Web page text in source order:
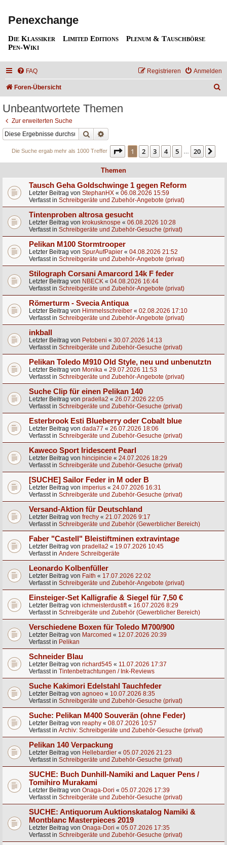
Penexchange
Die Klassiker Limited Editions
Plenum & Tauschbörse
Pen-Wiki
FAQ Anmelden
Registrieren
Foren-Übersicht
Unbeantwortete Themen
Zur erweiterten Suche
Suche
Die Suche ergab mehr als 1000 Treffer Seite 1von 20
1 2 3 4 5 … 20
Themen
Tausch Geha Goldschwinge 1 gegen Reform
Letzter Beitrag von StephanHX « 06.08.2026 15:59
Verfasst in Schreibgeräte und Zubehör-Angebote (privat)
Tintenproben altrosa gesucht
Letzter Beitrag von krokusknospe « 06.08.2026 10:28
Verfasst in Schreibgeräte und Zubehör-Gesuche (privat)
Pelikan M100 Stormtrooper
Letzter Beitrag von SpurAufPapier « 04.08.2026 21:52
Verfasst in Schreibgeräte und Zubehör-Angebote (privat)
Stilograph Corsani Amarcord 14k F feder
Letzter Beitrag von NBECK « 04.08.2026 16:44
Verfasst in Schreibgeräte und Zubehör-Angebote (privat)
Römerturm - Svecia Antiqua
Letzter Beitrag von Himmelsschreiber « 02.08.2026 17:10
Verfasst in Schreibgeräte und Zubehör-Angebote (privat)
inkball
Letzter Beitrag von Petobeni « 30.07.2026 14:13
Verfasst in Schreibgeräte und Zubehör-Gesuche (privat)
Pelikan Toledo M910 Old Style, neu und unbenutztn
Letzter Beitrag von Monika « 29.07.2026 11:53
Verfasst in Schreibgeräte und Zubehör-Angebote (privat)
Suche Clip für einen Pelikan 140
Letzter Beitrag von pradella2 « 26.07.2026 22:05
Verfasst in Schreibgeräte und Zubehör-Gesuche (privat)
Esterbrook Esti Blueberry oder Cobalt blue
Letzter Beitrag von dada77 « 26.07.2026 18:06
Verfasst in Schreibgeräte und Zubehör-Gesuche (privat)
Kaweco Sport Iridescent Pearl
Letzter Beitrag von hincipincie « 24.07.2026 18:29
Verfasst in Schreibgeräte und Zubehör-Gesuche (privat)
[SUCHE] Sailor Feder in M oder B
Letzter Beitrag von imperius « 24.07.2026 16:31
Verfasst in Schreibgeräte und Zubehör-Gesuche (privat)
Versand-Aktion für Deutschland
Letzter Beitrag von frechy « 21.07.2026 9:17
Verfasst in Schreibgeräte und Zubehör (Gewerblicher Bereich)
Faber "Castell" Bleistiftminen extravintage
Letzter Beitrag von pradella2 « 19.07.2026 10:45
Verfasst in Andere Schreibgeräte
Leonardo Kolbenfüller
Letzter Beitrag von Faith « 17.07.2026 22:02
Verfasst in Schreibgeräte und Zubehör-Angebote (privat)
Einsteiger-Set Kalligrafie & Siegel für 7,50 €
Letzter Beitrag von ichmeisterdustift« 16.07.2026 8:29
Verfasst in Schreibgeräte und Zubehör (Gewerblicher Bereich)
Verschiedene Boxen für Toledo M700/900
Letzter Beitrag von Marcomed « 12.07.2026 20:39
Verfasst in Pelikan
Schneider Blau
Letzter Beitrag von richard545 « 11.07.2026 17:37
Verfasst in Tintenbetrachtungen / Ink-Reviews
Suche Kakimori Edelstahl Tauchfeder
Letzter Beitrag von agnoeo « 10.07.2026 8:35
Verfasst in Schreibgeräte und Zubehör-Gesuche (privat)
Suche: Pelikan M400 Souverän (ohne Feder)
Letzter Beitrag von reaphy « 08.07.2026 10:57
Verfasst in Archiv: Schreibgeräte und Zubehör-Gesuche (privat)
Pelikan 140 Verpackung
Letzter Beitrag von Hellebardier « 05.07.2026 21:23
Verfasst in Schreibgeräte und Zubehör-Gesuche (privat)
SUCHE: Buch Dunhill-Namiki and Laquer Pens /
Tomihiro Murakami
Letzter Beitrag von Onaga-Dori « 05.07.2026 17:39
Verfasst in Schreibgeräte und Zubehör-Gesuche (privat)
SUCHE: Antiquorum Auktionskatalog Namiki &
Montblanc Masterpieces 2019
Letzter Beitrag von Onaga-Dori « 05.07.2026 17:35
Verfasst in Schreibgeräte und Zubehör-Gesuche (privat)